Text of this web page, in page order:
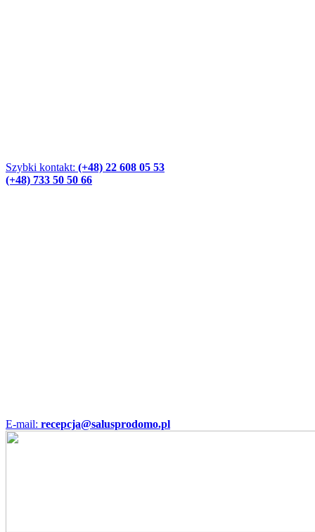
Szybki kontakt: (+48) 22 608 05 53
(+48) 733 50 50 66
E-mail: recepcja@salusprodomo.pl